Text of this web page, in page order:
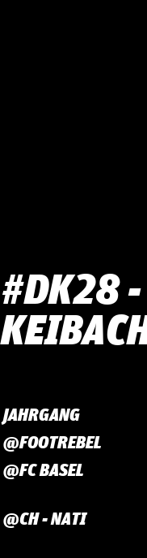
#DK28
JAHRGANG
@FOOTREBEL
@FC BASEL
@CH - NATI